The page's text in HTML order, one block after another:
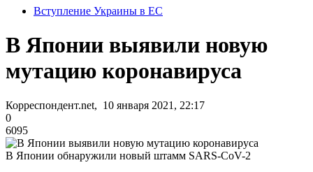
Вступление Украины в ЕС
В Японии выявили новую
мутацию коронавируса
Корреспондент.net, 10 января 2021, 22:17
0
6095
В Японии обнаружили новый штамм SARS-CoV-2